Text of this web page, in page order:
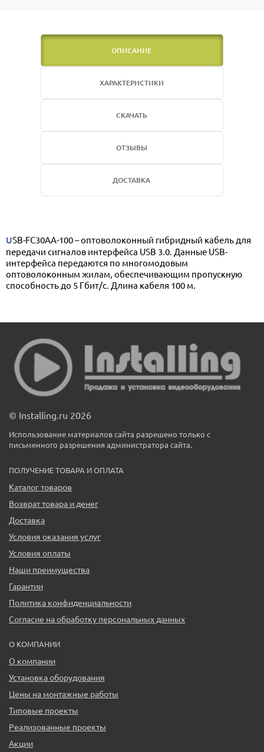
ОПИСАНИЕ
ХАРАКТЕРИСТИКИ
СКАЧАТЬ
ОТЗЫВЫ
ДОСТАВКА
USB-FC30AA-100 – оптоволоконный гибридный кабель для
передачи сигналов интерфейса USB 3.0. Данные USB-
интерфейса передаются по многомодовым
оптоволоконным жилам, обеспечивающим пропускную
способность до 5 Гбит/с. Длина кабеля 100 м.
© Installing.ru 2026
Использование материалов сайта разрешено только с
письменного разрешения администратора сайта.
ПОЛУЧЕНИЕ ТОВАРА И ОПЛАТА
Каталог товаров
Возврат товара и денег
Доставка
Условия оказания услуг
Условия оплаты
Наши преимущества
Гарантии
Политика конфиденциальности
Согласие на обработку персональных данных
О КОМПАНИИ
О компании
Установка оборудования
Цены на монтажные работы
Типовые проекты
Реализованные проекты
Акции